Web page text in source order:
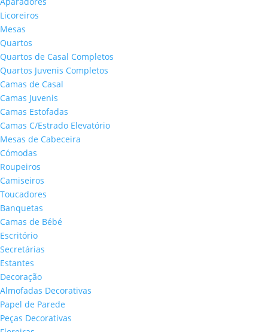
Licoreiros
Mesas
Quartos
Quartos de Casal Completos
Quartos Juvenis Completos
Camas de Casal
Camas Juvenis
Camas Estofadas
Camas C/Estrado Elevatório
Mesas de Cabeceira
Cómodas
Roupeiros
Camiseiros
Toucadores
Banquetas
Camas de Bébé
Escritório
Secretárias
Estantes
Decoração
Almofadas Decorativas
Papel de Parede
Peças Decorativas